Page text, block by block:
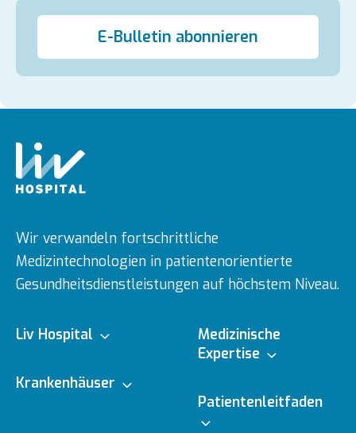
E-Bulletin abonnieren
Wir verwandeln fortschrittliche
Medizintechnologien in patientenorientierte
Gesundheitsdienstleistungen auf höchstem Niveau.
Liv Hospital
Über uns
Krankenhäuser
Medizinische
Expertise
Medizinische
Patientenleitfaden